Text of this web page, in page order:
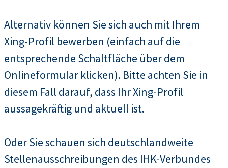
Alternativ können Sie sich auch mit Ihrem
Xing-Profil bewerben (einfach auf die
entsprechende Schaltfläche über dem
Onlineformular klicken). Bitte achten Sie in
diesem Fall darauf, dass Ihr Xing-Profil
aussagekräftig und aktuell ist.
Oder Sie schauen sich deutschlandweite
Stellenausschreibungen des IHK-Verbundes